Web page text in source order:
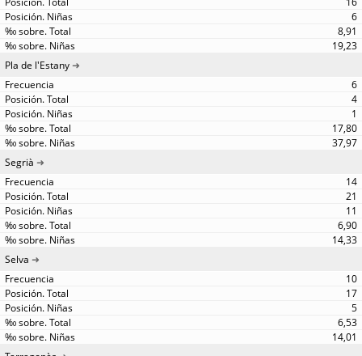
6
8,91
19,23
Pla de l'Estany
6
4
1
17,80
37,97
Segrià
14
21
11
6,90
14,33
Selva
10
17
5
6,53
14,01